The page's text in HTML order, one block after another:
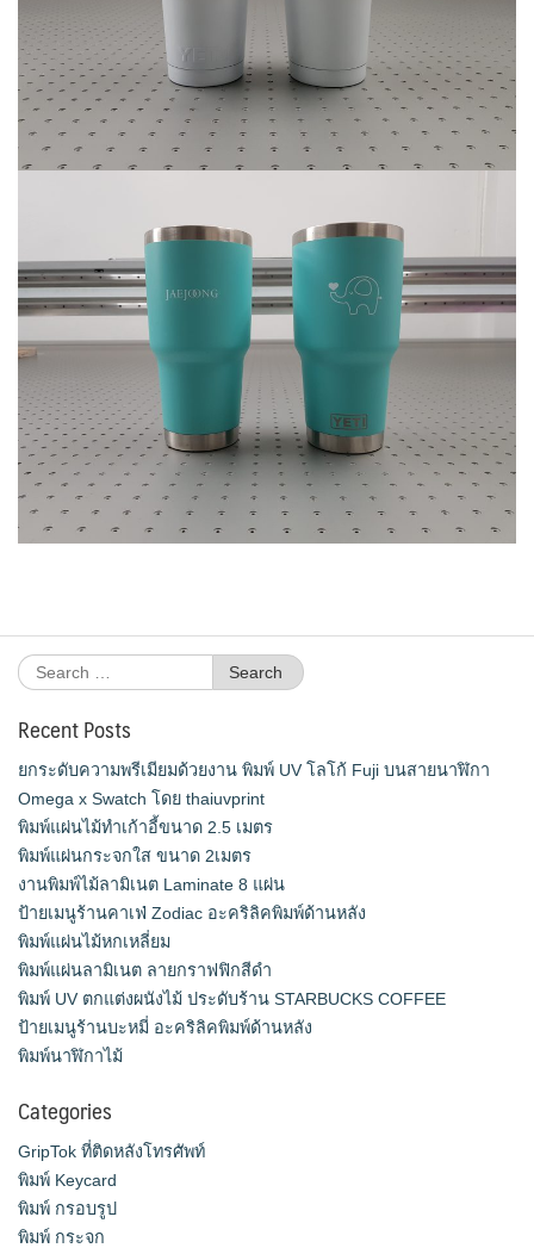
Search
for:
Recent Posts
ยกระดับความพรีเมียมด้วยงาน พิมพ์ UV โลโก้ Fuji บนสายนาฬิกา
Omega x Swatch โดย thaiuvprint
พิมพ์แผ่นไม้ทำเก้าอี้ขนาด 2.5 เมตร
พิมพ์แผ่นกระจกใส ขนาด 2เมตร
งานพิมพ์ไม้ลามิเนต Laminate 8 แผ่น
ป้ายเมนูร้านคาเฟ่ Zodiac อะคริลิคพิมพ์ด้านหลัง
พิมพ์แผ่นไม้หกเหลี่ยม
พิมพ์แผ่นลามิเนต ลายกราฟฟิกสีดำ
พิมพ์ UV ตกแต่งผนังไม้ ประดับร้าน STARBUCKS COFFEE
ป้ายเมนูร้านบะหมี่ อะคริลิคพิมพ์ด้านหลัง
พิมพ์นาฬิกาไม้
Categories
GripTok ที่ติดหลังโทรศัพท์
พิมพ์ Keycard
พิมพ์ กรอบรูป
พิมพ์ กระจก